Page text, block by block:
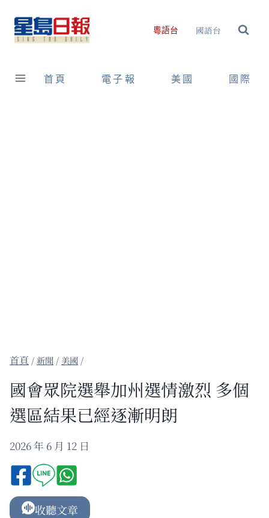
content
粵語台 國語台
首頁 電子報 美國 國際
/新聞 / 美國 /
國會眾院選舉加州選情激烈 多個
選區結果已經逐漸明朗
2026 年 6 月 12 日
收聽文章